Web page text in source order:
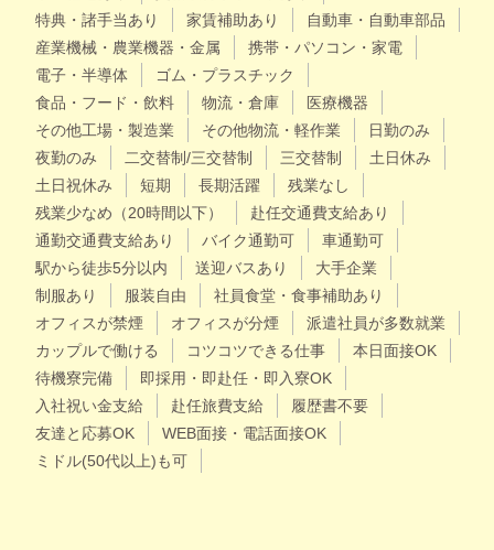
特典・諸手当あり
家賃補助あり
自動車・自動車部品
産業機械・農業機器・金属
携帯・パソコン・家電
電子・半導体
ゴム・プラスチック
食品・フード・飲料
物流・倉庫
医療機器
その他工場・製造業
その他物流・軽作業
日勤のみ
夜勤のみ
二交替制/三交替制 三交替制
土日休み
土日祝休み
短期 長期活躍
残業なし
残業少なめ（20時間以下）
赴任交通費支給あり
通勤交通費支給あり
バイク通勤可
車通勤可
駅から徒歩5分以内
送迎バスあり
大手企業
制服あり
服装自由
社員食堂・食事補助あり
オフィスが禁煙
オフィスが分煙
派遣社員が多数就業
カップルで働ける
コツコツできる仕事
本日面接OK
待機寮完備
即採用・即赴任・即入寮OK
入社祝い金支給
赴任旅費支給
履歴書不要
友達と応募OK
WEB面接・電話面接OK
ミドル(50代以上)も可